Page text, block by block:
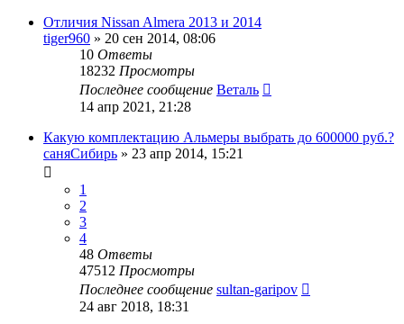
Отличия Nissan Almera 2013 и 2014
tiger960 » 20 сен 2014, 08:06
10 Ответы
18232 Просмотры
Последнее сообщение Веталь
14 апр 2021, 21:28
Какую комплектацию Альмеры выбрать до 600000 руб.?
саняСибирь » 23 апр 2014, 15:21
1
2
3
4
48 Ответы
47512 Просмотры
Последнее сообщение sultan-garipov
24 авг 2018, 18:31